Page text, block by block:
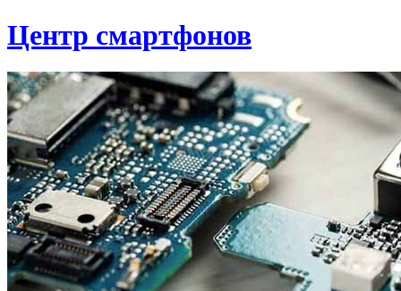
Центр смартфонов